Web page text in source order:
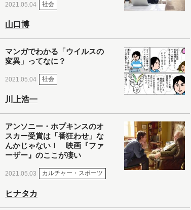
2021.05.04 社会
山口博
マンガでわかる「ウイルスの
変異」ってなに？
2021.05.04 社会
川上浩一
アンソニー・ホプキンスのオ
スカー受賞は「番狂わせ」な
んかじゃない！ 映画『ファ
ーザー』のここが凄い
2021.05.03 カルチャー・スポーツ
ヒナタカ